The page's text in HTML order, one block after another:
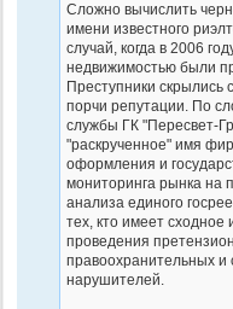
Сложно вычислить
имени известного
случай, когда в 2006
недвижимостью были
Преступники скрылись
порчи репутации. По
службы ГК "Пересвет-
"раскрученное" имя
оформления и
мониторинга рынка на
анализа единого
тех, кто имеет
проведения
правоохранительных и
нарушителей.